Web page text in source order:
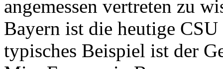
angemessen vertreten zu
Bayern ist die heutige
typisches Beispiel ist der